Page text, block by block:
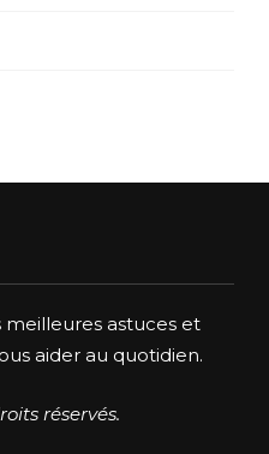
meilleures astuces et
aider au quotidien.
réservés.